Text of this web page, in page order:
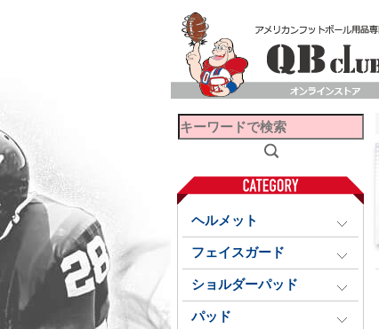
ヘルメット
フェイスガード
ショルダーパッド
パッド